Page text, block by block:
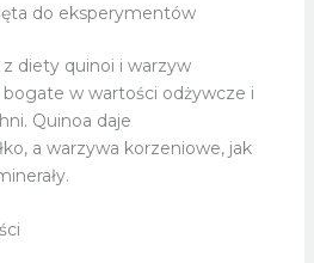
do eksperymentów
z diety quinoi i warzyw
w wartości odżywcze i
Quinoa daje
a warzywa korzeniowe, jak